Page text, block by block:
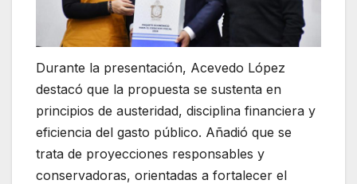
Durante la presentación, Acevedo López
destacó que la propuesta se sustenta en
principios de austeridad, disciplina financiera y
eficiencia del gasto público. Añadió que se
trata de proyecciones responsables y
conservadoras, orientadas a fortalecer el